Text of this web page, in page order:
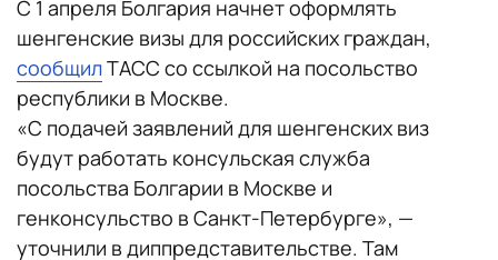
С 1 апреля Болгария начнет оформлять
шенгенские визы для российских граждан,
сообщилТАСС со ссылкой на посольство
республики в Москве.
«С подачей заявлений для шенгенских виз
будут работать консульская служба
посольства Болгарии в Москве и
генконсульство в Санкт-Петербурге», —
уточнили в диппредставительстве. Там